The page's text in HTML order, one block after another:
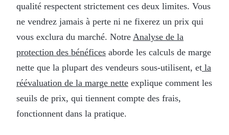
qualité respectent strictement ces deux limites. Vous
ne vendrez jamais à perte ni ne fixerez un prix qui
vous exclura du marché. Notre Analyse de la
protection des bénéfices aborde les calculs de marge
nette que la plupart des vendeurs sous-utilisent, et la
réévaluation de la marge nette explique comment les
seuils de prix, qui tiennent compte des frais,
fonctionnent dans la pratique.